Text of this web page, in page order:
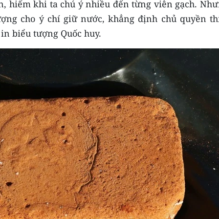
hiếm khi ta chú ý nhiều đến từng viên gạch.
cho ý chí giữ nước, khẳng định chủ quyền
biểu tượng Quốc huy.